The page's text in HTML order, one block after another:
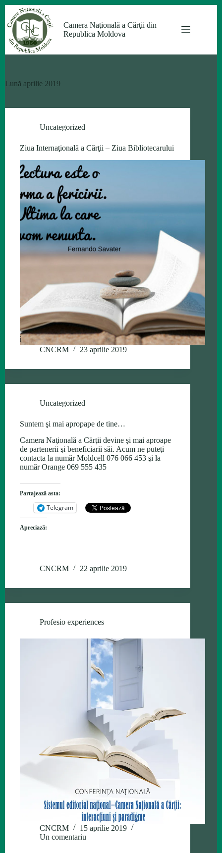
conținut
Camera Naţională a Cărţii din
Republica Moldova
Lună aprilie 2019
Uncategorized
Ziua Internaţională a Cărţii – Ziua Bibliotecarului
CNCRM 23 aprilie 2019
Uncategorized
Suntem şi mai apropape de tine…
Camera Naţională a Cărţii devine şi mai aproape
de partenerii şi beneficiarii săi. Acum ne puteţi
contacta la număr Moldcell 076 066 453 şi la
număr Orange 069 555 435
Partajează asta:
Telegram
Apreciază:
CNCRM 22 aprilie 2019
Profesio experiences
CNCRM
15 aprilie 2019
Un comentariu